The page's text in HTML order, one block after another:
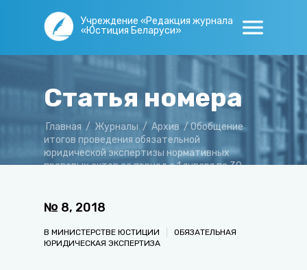
Учреждение «Редакция журнала
«Юстиция Беларуси»
Статья номера
Главная / Журналы / Архив /Обобщение
итогов проведения обязательной
юридической экспертизы нормативных
правовых актов за период с 1 января по 30
№ 8, 2018
В МИНИСТЕРСТВЕ ЮСТИЦИИ
ОБЯЗАТЕЛЬНАЯ
ЮРИДИЧЕСКАЯ ЭКСПЕРТИЗА